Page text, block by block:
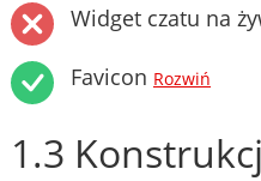
Widget czatu na
Favicon Rozwiń
1.3